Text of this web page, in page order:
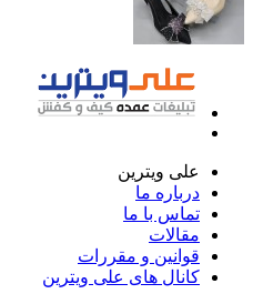
علی ویترین
درباره ما
تماس با ما
مقالات
قوانین و مقررات
کانال های علی ویترین